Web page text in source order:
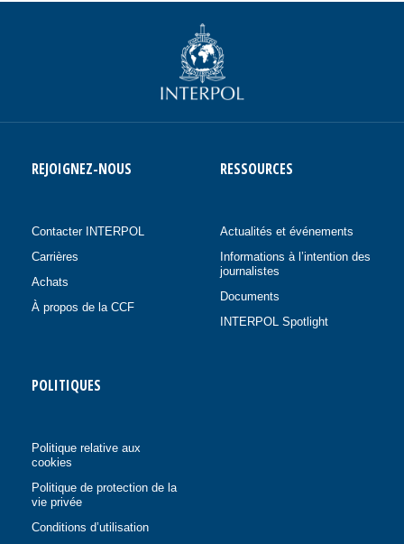
REJOIGNEZ-NOUS
Contacter INTERPOL
Carrières
Achats
À propos de la CCF
RESSOURCES
Actualités et événements
Informations à l’intention des
journalistes
Documents
INTERPOL Spotlight
POLITIQUES
Politique relative aux
cookies
Politique de protection de la
vie privée
Conditions d’utilisation